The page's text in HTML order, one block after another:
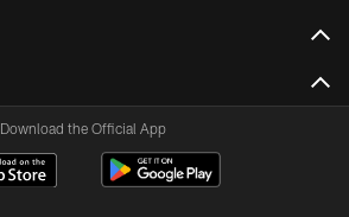
Download the Official App